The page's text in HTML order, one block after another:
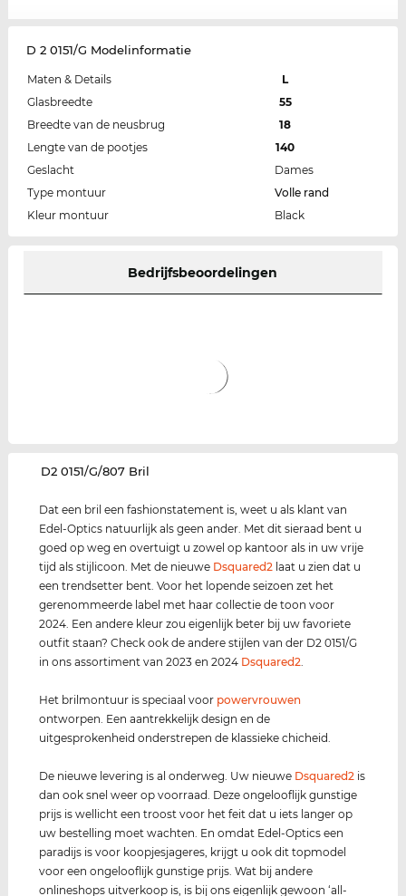
D 2 0151/G Modelinformatie
Maten & Details
L
Glasbreedte
55
Breedte van de neusbrug
18
Lengte van de pootjes
140
Geslacht
Dames
Type montuur
Volle rand
Kleur montuur
Black
Bedrijfsbeoordelingen
‌D2 0151/G/807 Bril
Dat een bril een fashionstatement is, weet u als klant van
Edel-Optics natuurlijk als geen ander. Met dit sieraad bent u
goed op weg en overtuigt u zowel op kantoor als in uw vrije
tijd als stijlicoon. Met de nieuwe Dsquared2 laat u zien dat u
een trendsetter bent. Voor het lopende seizoen zet het
gerenommeerde label met haar collectie de toon voor
2024. Een andere kleur zou eigenlijk beter bij uw favoriete
outfit staan? Check ook de andere stijlen van der D2 0151/G
in ons assortiment van 2023 en 2024 Dsquared2
Het brilmontuur is speciaal voor powervrouwen
ontworpen. Een aantrekkelijk design en de
uitgesprokenheid onderstrepen de klassieke chicheid.
De nieuwe levering is al onderweg. Uw nieuwe Dsquared2 is
dan ook snel weer op voorraad. Deze ongelooflijk gunstige
prijs is wellicht een troost voor het feit dat u iets langer op
uw bestelling moet wachten. En omdat Edel-Optics een
paradijs is voor koopjesjageres, krijgt u ook dit topmodel
voor een ongelooflijk gunstige prijs. Wat bij andere
onlineshops uitverkoop is, is bij ons eigenlijk gewoon ‘all-